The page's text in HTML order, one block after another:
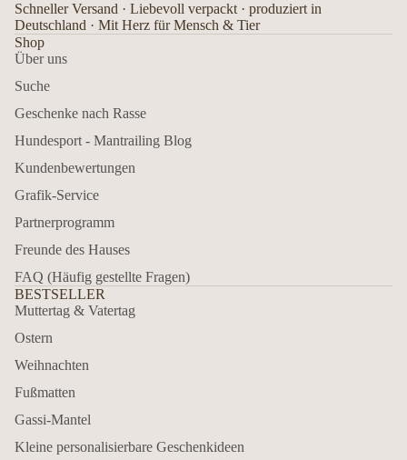
Schneller Versand · Liebevoll verpackt · produziert in
Deutschland · Mit Herz für Mensch & Tier
Shop
Über uns
Suche
Geschenke nach Rasse
Hundesport - Mantrailing Blog
Kundenbewertungen
Grafik-Service
Partnerprogramm
Freunde des Hauses
FAQ (Häufig gestellte Fragen)
BESTSELLER
Muttertag & Vatertag
Ostern
Weihnachten
Fußmatten
Gassi-Mantel
Kleine personalisierbare Geschenkideen